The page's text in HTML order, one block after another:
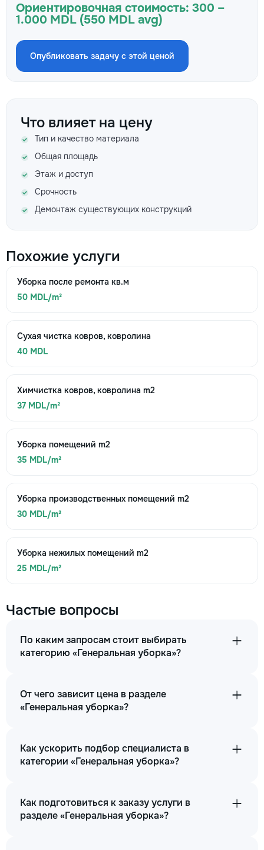
Ориентировочная стоимость: 300 –
1.000 MDL (550 MDL avg)
Опубликовать задачу с этой ценой
Что влияет на цену
Тип и качество материала
Общая площадь
Этаж и доступ
Срочность
Демонтаж существующих конструкций
Похожие услуги
Уборка после ремонта кв.м
50 MDL/m²
Сухая чистка ковров, ковролина
40 MDL
Химчистка ковров, ковролина m2
37 MDL/m²
Уборка помещений m2
35 MDL/m²
Уборка производственных помещений m2
30 MDL/m²
Уборка нежилых помещений m2
25 MDL/m²
Частые вопросы
По каким запросам стоит выбирать
категорию «Генеральная уборка»?
От чего зависит цена в разделе
«Генеральная уборка»?
Как ускорить подбор специалиста в
категории «Генеральная уборка»?
Как подготовиться к заказу услуги в
разделе «Генеральная уборка»?